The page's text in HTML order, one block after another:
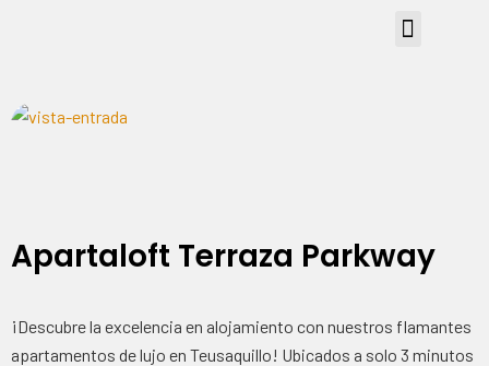
Apartaloft Terraza Parkway
¡Descubre la excelencia en alojamiento con nuestros flamantes
apartamentos de lujo en Teusaquillo! Ubicados a solo 3 minutos